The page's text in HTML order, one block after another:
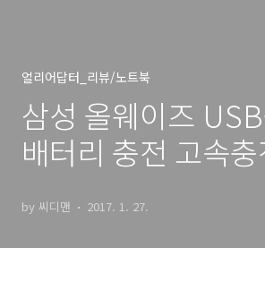
얼리어답터_리뷰/노트북
삼성 올웨이즈
배터리 충전 고속
by 씨디맨 2017. 1. 27.